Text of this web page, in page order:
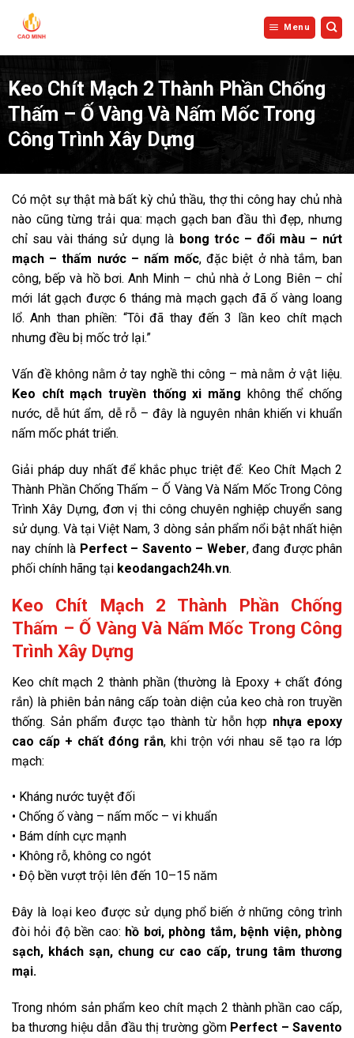
Menu
Keo Chít Mạch 2 Thành Phần Chống
Thấm – Ố Vàng Và Nấm Mốc Trong
Công Trình Xây Dựng
Có một sự thật mà bất kỳ chủ thầu, thợ thi công hay chủ nhà
nào cũng từng trải qua: mạch gạch ban đầu thì đẹp, nhưng
chỉ sau vài tháng sử dụng là bong tróc – đổi màu – nứt
mạch – thấm nước – nấm mốc, đặc biệt ở nhà tắm, ban
công, bếp và hồ bơi. Anh Minh – chủ nhà ở Long Biên – chỉ
mới lát gạch được 6 tháng mà mạch gạch đã ố vàng loang
lổ. Anh than phiền: “Tôi đã thay đến 3 lần keo chít mạch
nhưng đều bị mốc trở lại.”
Vấn đề không nằm ở tay nghề thi công – mà nằm ở vật liệu.
Keo chít mạch truyền thống xi măng không thể chống
nước, dễ hút ẩm, dễ rỗ – đây là nguyên nhân khiến vi khuẩn
nấm mốc phát triển.
Giải pháp duy nhất để khắc phục triệt để: Keo Chít Mạch 2
Thành Phần Chống Thấm – Ố Vàng Và Nấm Mốc Trong Công
Trình Xây Dựng, đơn vị thi công chuyên nghiệp chuyển sang
sử dụng. Và tại Việt Nam, 3 dòng sản phẩm nổi bật nhất hiện
nay chính là Perfect – Savento – Weber, đang được phân
phối chính hãng tại keodangach24h.vn.
Keo Chít Mạch 2 Thành Phần Chống
Thấm – Ố Vàng Và Nấm Mốc Trong Công
Trình Xây Dựng
Keo chít mạch 2 thành phần (thường là Epoxy + chất đóng
rắn) là phiên bản nâng cấp toàn diện của keo chà ron truyền
thống. Sản phẩm được tạo thành từ hỗn hợp nhựa epoxy
cao cấp + chất đóng rắn, khi trộn với nhau sẽ tạo ra lớp
mạch:
• Kháng nước tuyệt đối
• Chống ố vàng – nấm mốc – vi khuẩn
• Bám dính cực mạnh
• Không rỗ, không co ngót
• Độ bền vượt trội lên đến 10–15 năm
Đây là loại keo được sử dụng phổ biến ở những công trình
đòi hỏi độ bền cao: hồ bơi, phòng tắm, bệnh viện, phòng
sạch, khách sạn, chung cư cao cấp, trung tâm thương
mại.
Trong nhóm sản phẩm keo chít mạch 2 thành phần cao cấp,
ba thương hiệu dẫn đầu thị trường gồm Perfect – Savento